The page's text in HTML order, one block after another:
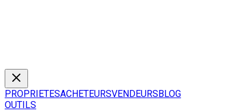
PROPRIETESACHETEURSVENDEURSBLOG
OUTILS